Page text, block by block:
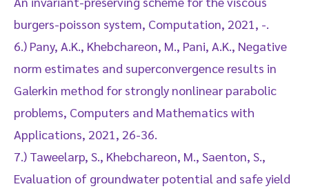
burgers-poisson system, Computation, 2021, -.
6.) Pany, A.K., Khebchareon, M., Pani, A.K., Negative
norm estimates and superconvergence results in
Galerkin method for strongly nonlinear parabolic
problems, Computers and Mathematics with
Applications, 2021, 26-36.
7.) Taweelarp, S., Khebchareon, M., Saenton, S.,
Evaluation of groundwater potential and safe yield